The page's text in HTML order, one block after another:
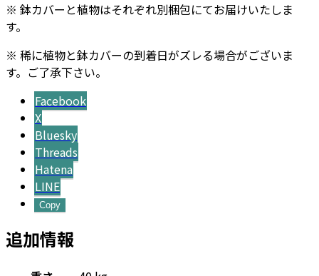
※ 鉢カバーと植物はそれぞれ別梱包にてお届けいたしま
す。
※ 稀に植物と鉢カバーの到着日がズレる場合がございま
す。ご了承下さい。
Facebook
X
Bluesky
Threads
Hatena
LINE
Copy
追加情報